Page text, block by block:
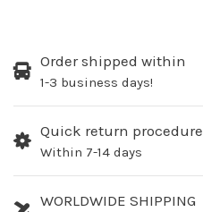
Order shipped within
1-3 business days!
Quick return procedure
Within 7-14 days
WORLDWIDE SHIPPING